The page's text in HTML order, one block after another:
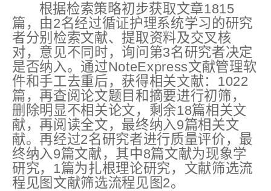
根据检索策略初步获取文章1815
篇，由2名经过循证护理系统学习的研究
者分别检索文献、提取资料及交叉核
对，意见不同时，询问第3名研究者决定
是否纳入。通过NoteExpress文献管理软
件和手工去重后，获得相关文献：1022
篇，再查阅论文题目和摘要进行初筛，
删除明显不相关论文，剩余18篇相关文
献，再阅读全文，最终纳入9篇相关文
献。再经过2名研究者进行质量评价，最
终纳入9篇文献，其中8篇文献为现象学
研究，1篇为扎根理论研究，文献筛选流
程见图文献筛选流程见图2。